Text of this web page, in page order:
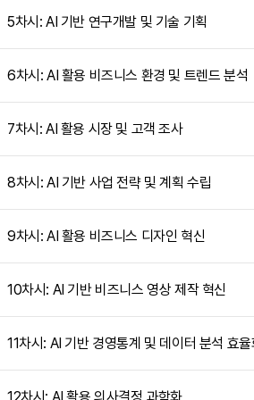
5차시: AI 기반 연구개발 및 기술 기획
6차시: AI 활용 비즈니스 환경 및 트렌드 분석
7차시: AI 활용 시장 및 고객 조사
8차시: AI 기반 사업 전략 및 계획 수립
9차시: AI 활용 비즈니스 디자인 혁신
10차시: AI 기반 비즈니스 영상 제작 혁신
11차시: AI 기반 경영통계 및 데이터 분석 효